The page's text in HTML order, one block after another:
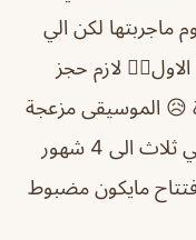
ماجربتها لكن الي
لازم حجز
😥 الموسيقى مزعجة
مرررررره اعيد التجربة ممكن بعد مضي ثلاث الى 4 شهور
مايكون مضبوط